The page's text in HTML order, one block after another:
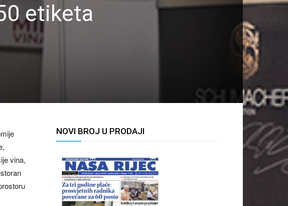
etiketa
vina,
NOVI BROJ U PRODAJI